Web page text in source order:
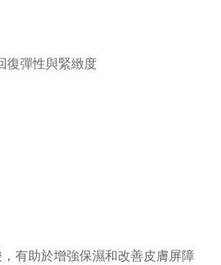
復彈性與緊緻度
有助於增強保濕和改善皮膚屏障